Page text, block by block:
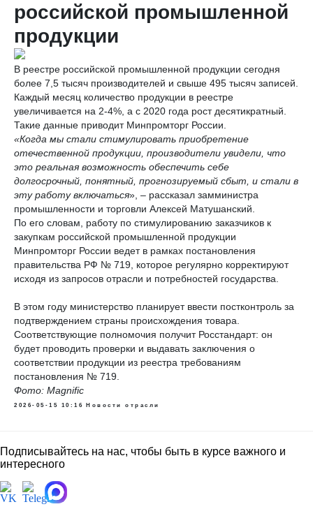
российской промышленной
продукции
В реестре российской промышленной продукции сегодня
более 7,5 тысяч производителей и свыше 495 тысяч записей.
Каждый месяц количество продукции в реестре
увеличивается на 2-4%, а с 2020 года рост десятикратный.
Такие данные приводит Минпромторг России.
«Когда мы стали стимулировать приобретение
отечественной продукции, производители увидели, что
это реальная возможность обеспечить себе
долгосрочный, понятный, прогнозируемый сбыт, и стали в
эту работу включаться», – рассказал замминистра
промышленности и торговли Алексей Матушанский.
По его словам, работу по стимулированию заказчиков к
закупкам российской промышленной продукции
Минпромторг России ведет в рамках постановления
правительства РФ № 719, которое регулярно корректируют
исходя из запросов отрасли и потребностей государства.
В этом году министерство планирует ввести постконтроль за
подтверждением страны происхождения товара.
Соответствующие полномочия получит Росстандарт: он
будет проводить проверки и выдавать заключения о
соответствии продукции из реестра требованиям
постановления № 719.
Фото: Magnific
2026-05-15 10:16 Новости отрасли
Подписывайтесь на нас, чтобы быть в курсе важного и
интересного